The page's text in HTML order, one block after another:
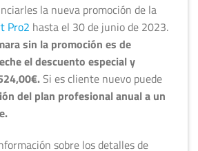
la nueva promoción de la
Pro2 hasta el 30 de junio de 2023.
sin la promoción es de
el descuento especial y
Si es cliente nuevo puede
del plan profesional anual a un
sobre los detalles de